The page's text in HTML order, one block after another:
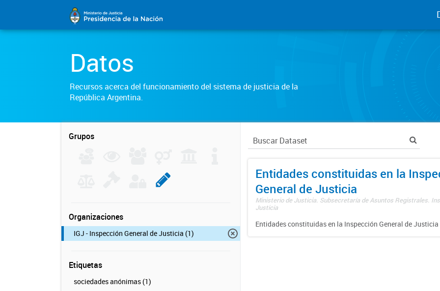
Datos
Recursos acerca del funcionamiento del sistema de justicia de la
República Argentina.
Grupos
Organizaciones
IGJ - Inspección General de Justicia (1)
Etiquetas
sociedades anónimas (1)
Entidades constituidas en la
General de Justicia
Ministerio de Justicia. Subsecretaría de Asuntos Registrales.
Justicia
Entidades constituidas en la Inspección General de Justicia